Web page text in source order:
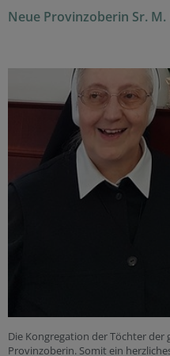
Neue Provinzoberin Sr. M.
Die Kongregation der Töchter
Provinzoberin. Somit ein